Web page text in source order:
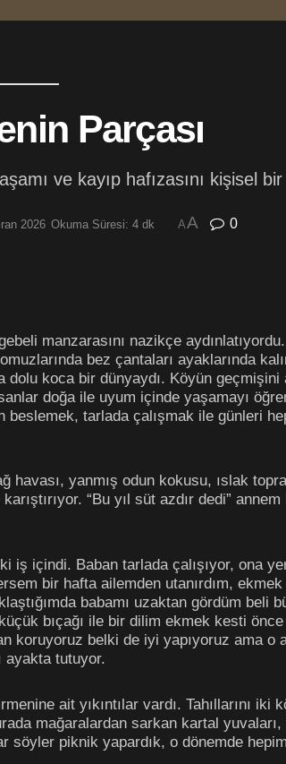
Parçası
ve kayıp hafızasını kişisel
2026 Okuma Süresi: 4 dk AA 0
manzarasını nazikçe
bez çantaları ayaklarında
koca bir dünyaydı. Köyün
doğa ile uyum içinde yaşamayı
tarlada çalışmak ile günleri
havası, yanmış odun kokusu, ıslak
“Bu yıl süt azdır dedi”
iş içindi. Baban tarlada çalışıyor, ona
bir hafta ailemden utanırdım,
babamı uzaktan gördüm beli
bıçağı ile bir dilim ekmek kesti
koruyoruz belki de iyi yapıyoruz ama o
ayakta tutuyor.
ait yıkıntılar vardı. Tahıllarını iki
mağaralardan sarkan kartal
söyler piknik yapardık, o dönemde